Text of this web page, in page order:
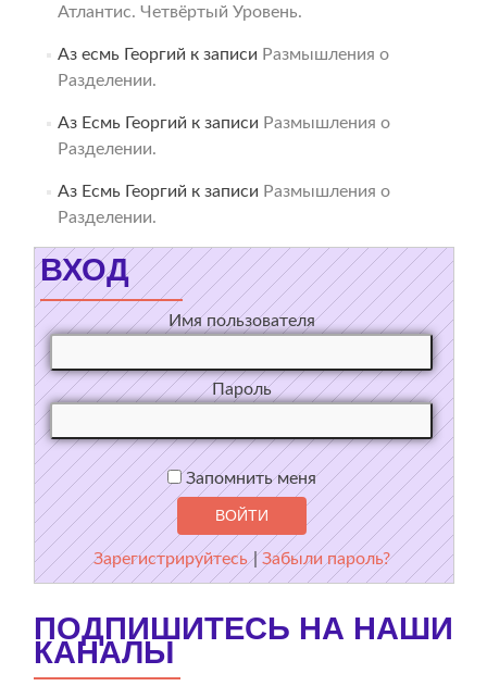
Атлантис. Четвёртый Уровень.
Аз есмь Георгий к записи Размышления о
Разделении.
Аз Есмь Георгий к записи Размышления о
Разделении.
Аз Есмь Георгий к записи Размышления о
Разделении.
ВХОД
Имя пользователя
Пароль
Запомнить меня
Зарегистрируйтесь |Забыли пароль?
ПОДПИШИТЕСЬ НА НАШИ
КАНАЛЫ